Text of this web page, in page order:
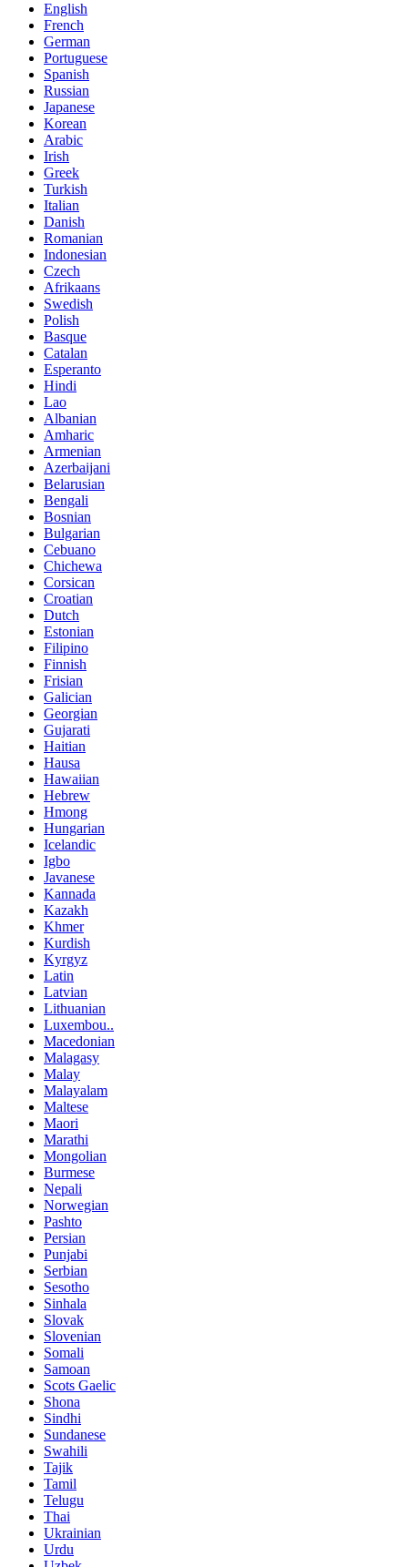
English
French
German
Portuguese
Spanish
Russian
Japanese
Korean
Arabic
Irish
Greek
Turkish
Italian
Danish
Romanian
Indonesian
Czech
Afrikaans
Swedish
Polish
Basque
Catalan
Esperanto
Hindi
Lao
Albanian
Amharic
Armenian
Azerbaijani
Belarusian
Bengali
Bosnian
Bulgarian
Cebuano
Chichewa
Corsican
Croatian
Dutch
Estonian
Filipino
Finnish
Frisian
Galician
Georgian
Gujarati
Haitian
Hausa
Hawaiian
Hebrew
Hmong
Hungarian
Icelandic
Igbo
Javanese
Kannada
Kazakh
Khmer
Kurdish
Kyrgyz
Latin
Latvian
Lithuanian
Luxembou..
Macedonian
Malagasy
Malay
Malayalam
Maltese
Maori
Marathi
Mongolian
Burmese
Nepali
Norwegian
Pashto
Persian
Punjabi
Serbian
Sesotho
Sinhala
Slovak
Slovenian
Somali
Samoan
Scots Gaelic
Shona
Sindhi
Sundanese
Swahili
Tajik
Tamil
Telugu
Thai
Ukrainian
Urdu